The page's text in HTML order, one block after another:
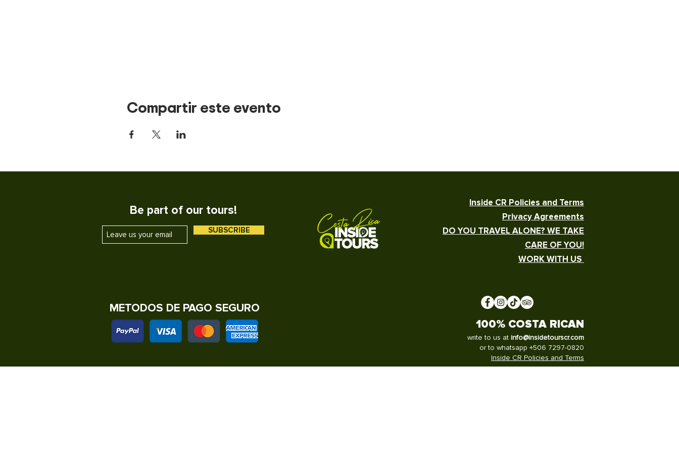
Compartir este evento
Be part of our tours!
SUBSCRIBE
Inside CR Policies and Terms
Privacy Agreements
DO YOU TRAVEL ALONE? WE TAKE
CARE OF YOU!
WORK WITH US
METODOS DE PAGO SEGURO
100% COSTA RICAN
write to us at info@insidetourscr.com
or to whatsapp +506 7297-0820
Inside CR Policies and Terms